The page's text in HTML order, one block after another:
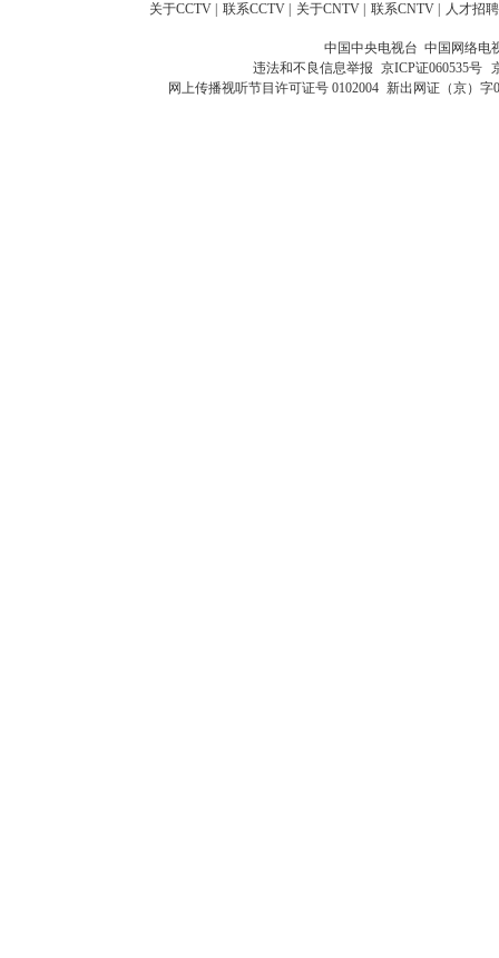
关于CCTV 联系CCTV 关于CNTV 联系CNTV 人才招聘
中国中央电视台 中国网络电
违法和不良信息举报 京ICP证060535号
网上传播视听节目许可证号 0102004 新出网证（京）